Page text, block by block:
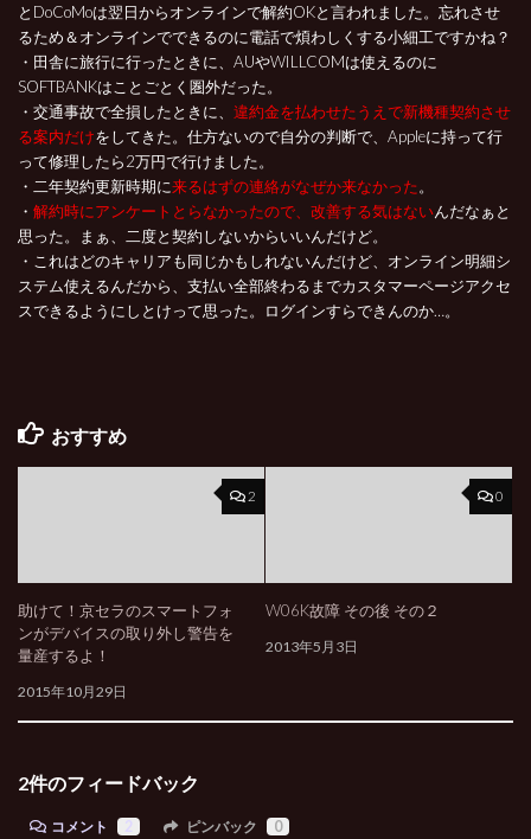
とDoCoMoは翌日からオンラインで解約OKと言われました。忘れさせ
るため＆オンラインでできるのに電話で煩わしくする小細工ですかね？
・田舎に旅行に行ったときに、AUやWILLCOMは使えるのに
SOFTBANKはことごとく圏外だった。
・交通事故で全損したときに、 違約金を払わせたうえで新機種契約させ
る案内だけをしてきた。仕方ないので自分の判断で、Appleに持って行
って修理したら2万円で行けました。
・二年契約更新時期に来るはずの連絡がなぜか来なかった。
・ 解約時にアンケートとらなかったので、改善する気はないんだなぁと
思った。まぁ、二度と契約しないからいいんだけど。
・これはどのキャリアも同じかもしれないんだけど、オンライン明細シ
ステム使えるんだから、支払い全部終わるまでカスタマーページアクセ
スできるようにしとけって思った。ログインすらできんのか…。
おすすめ
2
助けて！京セラのスマートフォ
ンがデバイスの取り外し警告を
量産するよ！
2015年10月29日
0
W06K故障 その後 その２
2013年5月3日
2件のフィードバック
コメント ピンバック 0